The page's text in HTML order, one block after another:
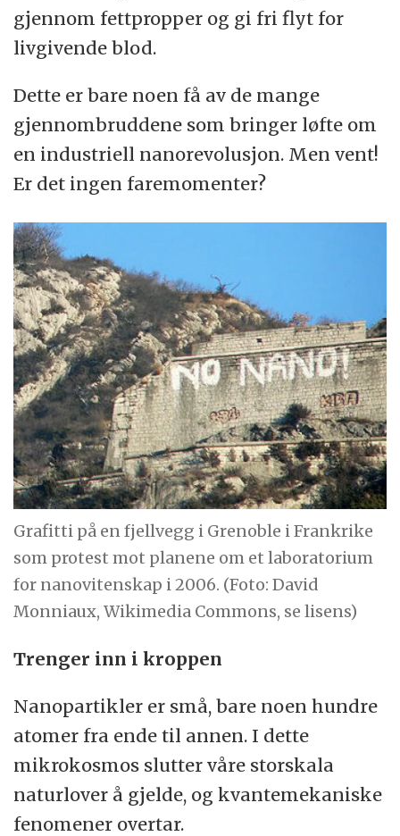
gjennom fettpropper og gi fri flyt for
livgivende blod.
Dette er bare noen få av de mange
gjennombruddene som bringer løfte om
en industriell nanorevolusjon. Men vent!
Er det ingen faremomenter?
Grafitti på en fjellvegg i Grenoble i Frankrike
som protest mot planene om et laboratorium
for nanovitenskap i 2006. (Foto: David
Monniaux, Wikimedia Commons, se lisens)
Trenger inn i kroppen
Nanopartikler er små, bare noen hundre
atomer fra ende til annen. I dette
mikrokosmos slutter våre storskala
naturlover å gjelde, og kvantemekaniske
fenomener overtar.